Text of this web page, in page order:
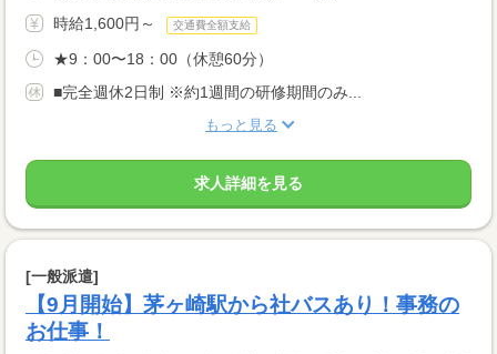
時給1,600円～ 交通費全額支給
★9：00〜18：00（休憩60分）
■完全週休2日制 ※約1週間の研修期間のみ...
もっと見る
求人詳細を見る
[一般派遣]
【9月開始】茅ヶ崎駅から社バスあり！事務の
お仕事！